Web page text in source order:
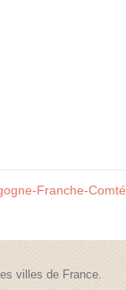
Franche-Comté
villes de France.